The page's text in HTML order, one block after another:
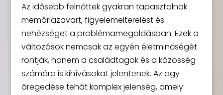
Az idősebb felnőttek gyakran tapasztalnak
memóriazavart, figyelemelterelést és
nehézséget a problémamegoldásban. Ezek a
változások nemcsak az egyén életminőségét
rontják, hanem a családtagok és a közösség
számára is kihívásokat jelentenek. Az agy
öregedése tehát komplex jelenség, amely